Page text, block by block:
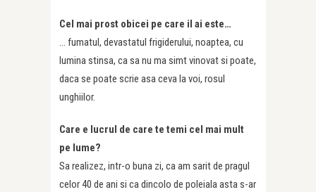
Cel mai prost obicei pe care il ai este…
… fumatul, devastatul frigiderului, noaptea, cu
lumina stinsa, ca sa nu ma simt vinovat si poate,
daca se poate scrie asa ceva la voi, rosul
unghiilor.
Care e lucrul de care te temi cel mai mult
pe lume?
Sa realizez, intr-o buna zi, ca am sarit de pragul
celor 40 de ani si ca dincolo de poleiala asta s-ar